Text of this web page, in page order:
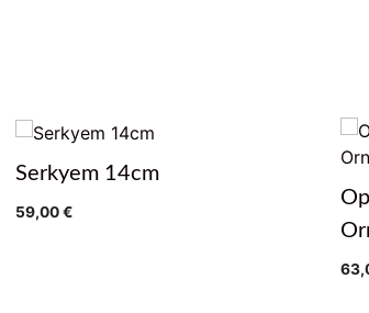
Serkyem 14cm
59,00€